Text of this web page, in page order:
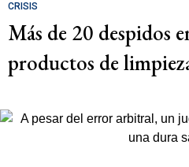
CRISIS
Más de 20 despidos
productos de